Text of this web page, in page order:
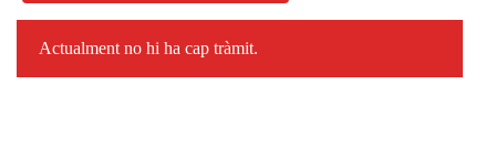
Actualment no hi ha cap tràmit.